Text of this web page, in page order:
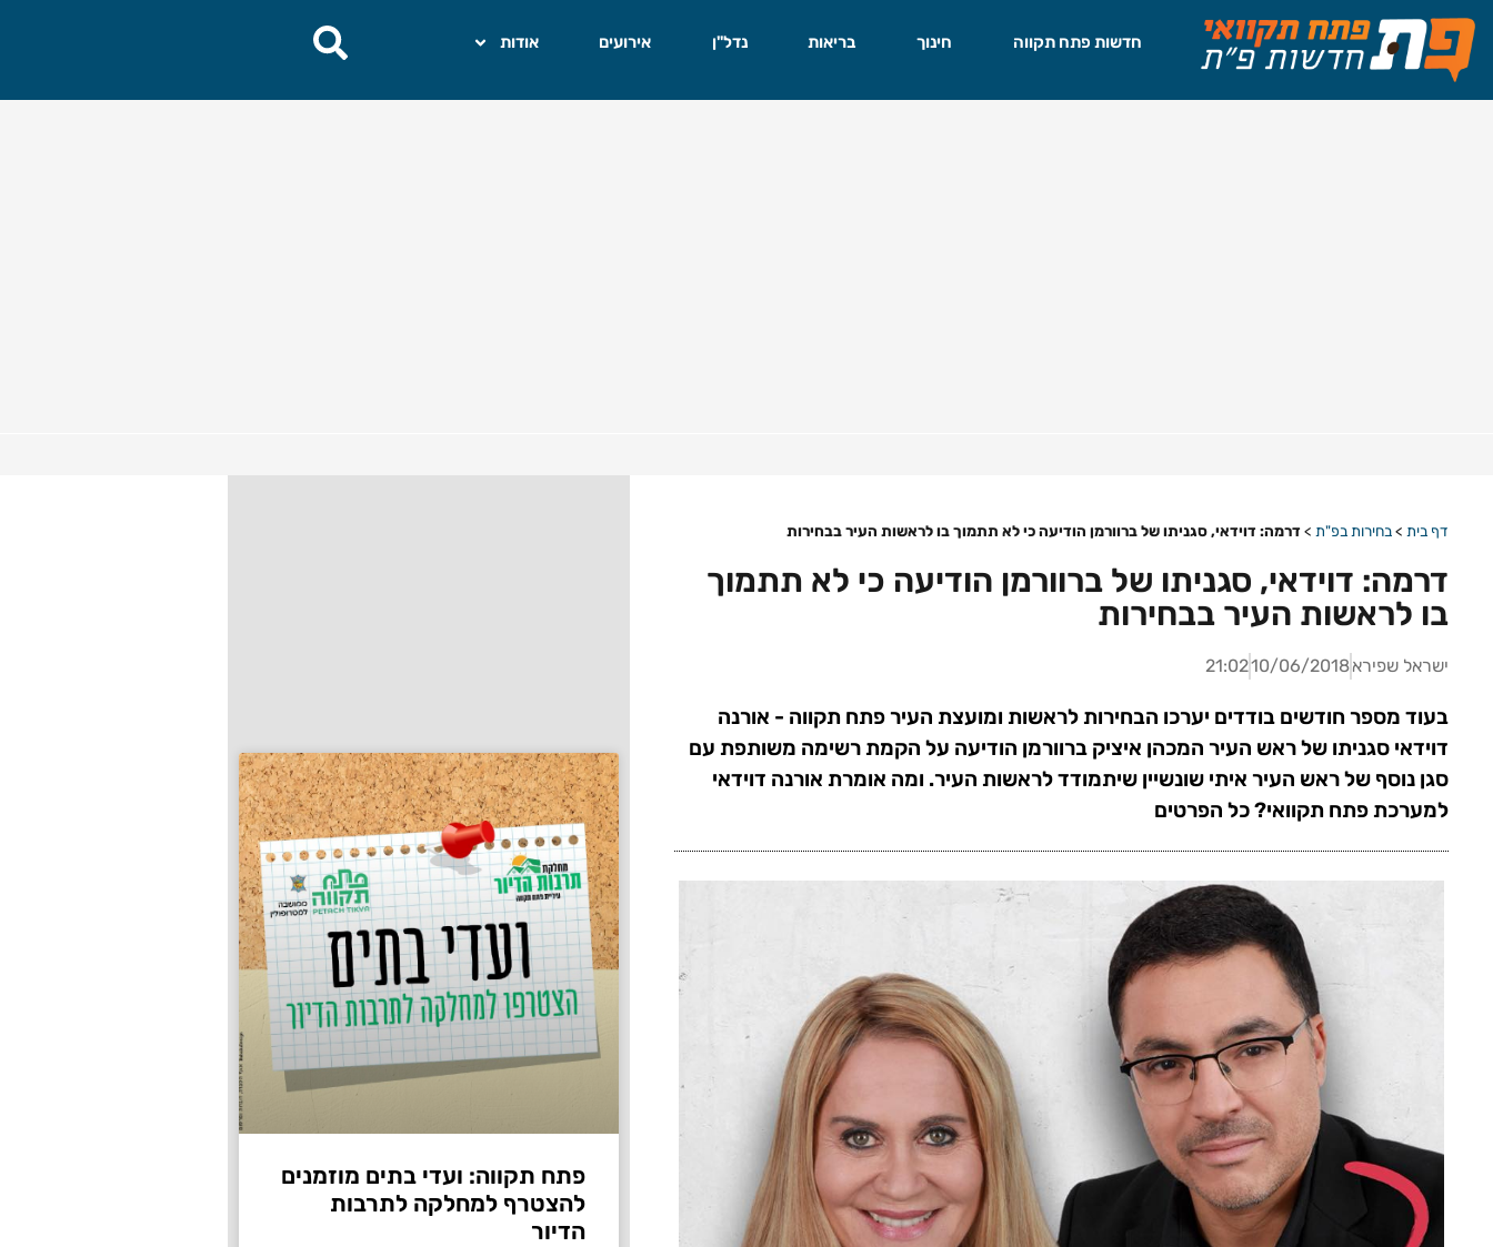
חדשות פתח תקווה חינוך בריאות נדל"ן אירועים אודות
דף בית >בחירות בפ"ת >דרמה: דוידאי, סגניתו של ברוורמן הודיעה כי לא תתמוך בו לראשות העיר בבחירות
דרמה: דוידאי, סגניתו של ברוורמן הודיעה כי לא תתמוך
בו לראשות העיר בבחירות
ישראל שפירא10/06/2018
21:02
בעוד מספר חודשים בודדים יערכו הבחירות לראשות ומועצת העיר פתח תקווה - אורנה
דוידאי סגניתו של ראש העיר המכהן איציק ברוורמן הודיעה על הקמת רשימה משותפת עם
סגן נוסף של ראש העיר איתי שונשיין שיתמודד לראשות העיר. ומה אומרת אורנה דוידאי
למערכת פתח תקוואי? כל הפרטים
פתח תקווה: ועדי בתים מוזמנים
להצטרף למחלקה לתרבות
הדיור